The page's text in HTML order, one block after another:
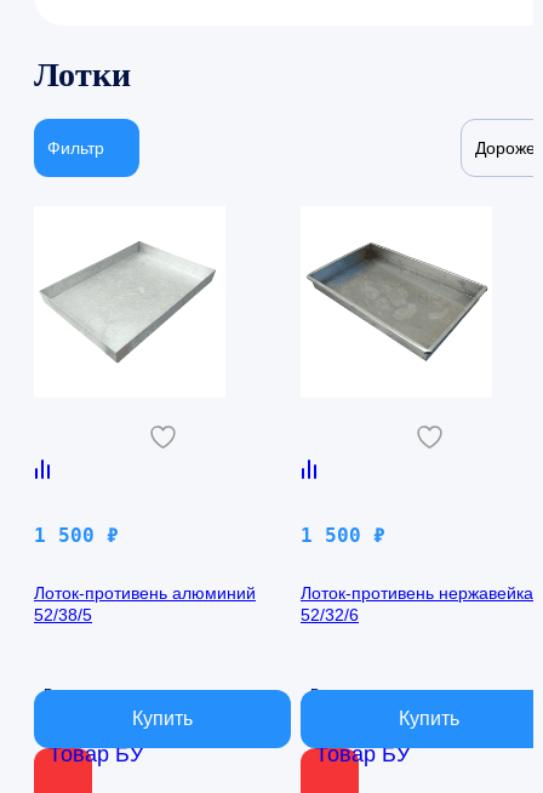
Лотки
Фильтр Дороже
Товар БУ
1 500 ₽
Лоток-противень алюминий
52/38/5
В наличии
Товар БУ
1 500 ₽
Лоток-противень нержавейка
52/32/6
В наличии